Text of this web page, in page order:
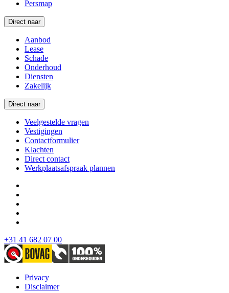
Persmap
Direct naar
Aanbod
Lease
Schade
Onderhoud
Diensten
Zakelijk
Direct naar
Veelgestelde vragen
Vestigingen
Contactformulier
Klachten
Direct contact
Werkplaatsafspraak plannen
+31 41 682 07 00
Privacy
Disclaimer